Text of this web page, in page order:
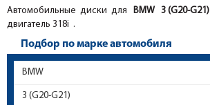
Автомобильные диски для
BMW 3 (G20-G21)
двигатель 318i .
Подбор по марке автомобиля